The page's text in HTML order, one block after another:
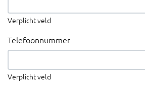
Verplicht veld
Telefoonnummer
Verplicht veld